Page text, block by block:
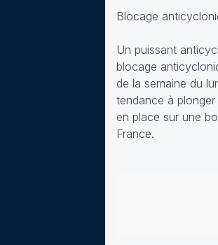
Blocage
Un puissant
blocage
de la semaine du
tendance à
en place sur une
France.